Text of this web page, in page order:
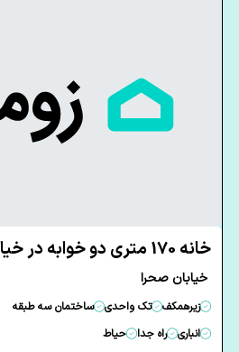
خانه 170 متری دو خوابه در خیابان صحرا یزد
خیابان صحرا
زیرهمکف تک واحدی
ساختمان سه طبقه
انباری
راه جدا حیاط